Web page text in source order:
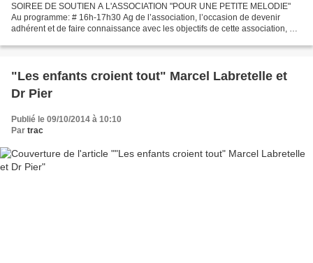
SOIREE DE SOUTIEN A L'ASSOCIATION "POUR UNE PETITE MELODIE"
Au programme: # 16h-17h30 Ag de l’association, l’occasion de devenir
adhérent et de faire connaissance avec les objectifs de cette association, #
"Les enfants croient tout" Marcel Labretelle et
Dr Pier
Publié le 09/10/2014 à 10:10
Par trac